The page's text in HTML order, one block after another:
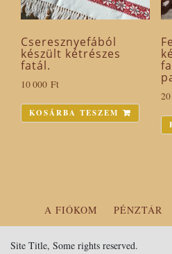
Cseresznyefából
készült kétrészes
fatál.
10 000 Ft
KOSÁRBA TESZEM
A FIÓKOM PÉNZTÁR
Site Title, Some rights reserved.